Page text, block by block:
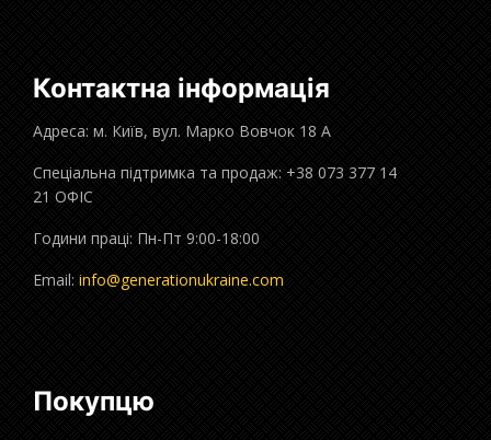
Контактна інформація
Адреса: м. Київ, вул. Марко Вовчок 18 А
Спеціальна підтримка та продаж: +38 073 377 14
21 ОФІС
Години праці: Пн-Пт 9:00-18:00
Email: info@generationukraine.com
Покупцю